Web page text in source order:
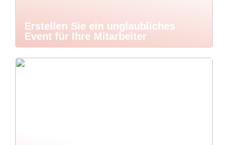
Erstellen Sie ein unglaubliches
Event für Ihre Mitarbeiter